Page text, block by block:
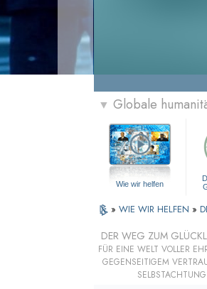
▼ Globale
Wie wir helfen
» WIE WIR HELFEN »
DER WEG ZUM
FÜR EINE WELT VOLLER
GEGENSEITIGEM
SELBSTACHTUNG